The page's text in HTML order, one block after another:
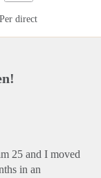
Per direct
25 and I moved
in an